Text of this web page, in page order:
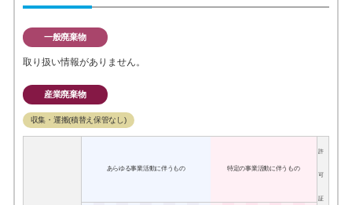
一般廃棄物
取り扱い情報がありません。
産業廃棄物
収集・運搬(積替え保管なし)
あらゆる事業活動に伴うもの 特定の事業活動に伴うもの
許
可
証